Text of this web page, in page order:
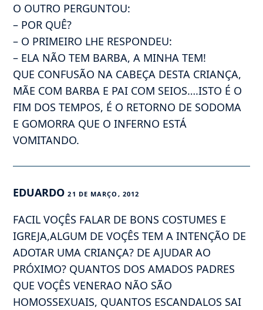
O OUTRO PERGUNTOU:
– POR QUÊ?
– O PRIMEIRO LHE RESPONDEU:
– ELA NÃO TEM BARBA, A MINHA TEM!
QUE CONFUSÃO NA CABEÇA DESTA CRIANÇA,
MÃE COM BARBA E PAI COM SEIOS….ISTO É O
FIM DOS TEMPOS, É O RETORNO DE SODOMA
E GOMORRA QUE O INFERNO ESTÁ
VOMITANDO.
EDUARDO21 DE MARÇO, 2012
FACIL VOÇÊS FALAR DE BONS COSTUMES E
IGREJA,ALGUM DE VOÇÊS TEM A INTENÇÃO DE
ADOTAR UMA CRIANÇA? DE AJUDAR AO
PRÓXIMO? QUANTOS DOS AMADOS PADRES
QUE VOÇÊS VENERAO NÃO SÃO
HOMOSSEXUAIS, QUANTOS ESCANDALOS SAI